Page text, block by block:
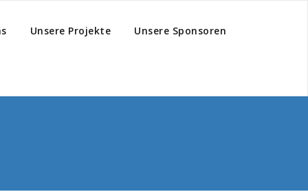
Unsere Projekte Unsere Sponsoren